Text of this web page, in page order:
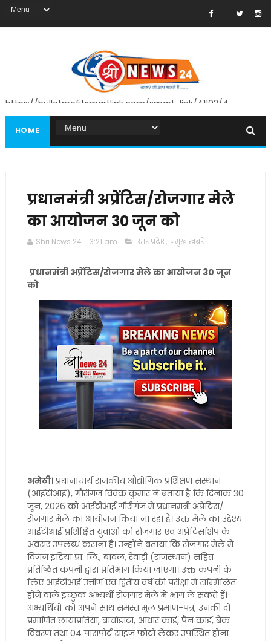
https://bulletprofitsmartlink.com/smart-link/41102/4
HOME
प्रधानमंत्री अप्रेंटिस/रोजगार मेले
का आयोजन 30 जून को
Shri News 24 3:21 am उत्तर प्रदेश, प्रमुख खबरें
प्रधानमंत्री अप्रेंटिस/रोजगार मेले का आयोजन 30 जून
को
अमेठी। प्रधानाचार्य राजकीय औद्योगिक प्रशिक्षण संस्थान
(आईटीआई), गौरीगंज विवेक कुमार ने बताया है कि दिनांक 30
जून, 2026 को आईटीआई गौरीगंज में प्रधानमंत्री अप्रेंटिस/
रोजगार मेले का आयोजन किया जा रहा है। उक्त मेले का उद्देश्य
आईटीआई प्रशिक्षित युवाओं को रोजगार एवं अप्रेंटिसशिप के
अवसर उपलब्ध कराना है। उन्होंने बताया कि रोजगार मेले में
विजन इंडिया प्रा. लि., बावल, रेवाड़ी (राजस्थान) सहित
प्रतिष्ठित कंपनी द्वारा प्रतिभाग किया जाएगा। उक्त कंपनी के
लिए आईटीआई उत्तीर्ण एवं द्वितीय वर्ष की परीक्षा में सम्मिलित
होने वाले इच्छुक अभ्यर्थी रोजगार मेले में भाग ले सकते हैं।
अभ्यर्थियों को अपने साथ समस्त मूल प्रमाण-पत्र, उनकी दो
प्रमाणित छायाप्रतियां, बायोडाटा, आधार कार्ड, पैन कार्ड, बैंक
विवरण तथा 04 पासपोर्ट साइज फोटो लेकर उपस्थित होना